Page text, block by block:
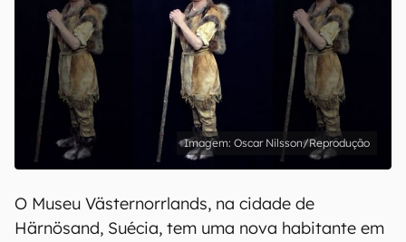
Oscar Nilsson/Reprodução
O Museu Västernorrlands, na cidade de
Härnösand, Suécia, tem uma nova habitante em